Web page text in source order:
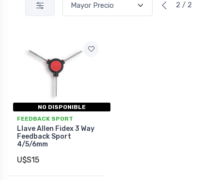
2 / 2
NO DISPONIBLE
FEEDBACK SPORT
Llave Allen Fidex 3 Way
Feedback Sport
4/5/6mm
U$S15